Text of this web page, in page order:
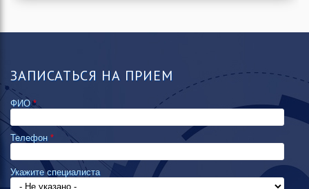
ЗАПИСАТЬСЯ НА ПРИЕМ
ФИО*
Телефон *
Укажите специалиста